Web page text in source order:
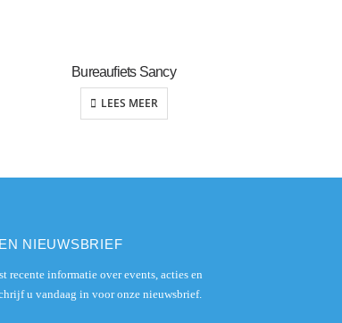
Bureaufiets Sancy
LEES MEER
NIEUWSBRIEF
recente informatie over events, acties en
u vandaag in voor onze nieuwsbrief.